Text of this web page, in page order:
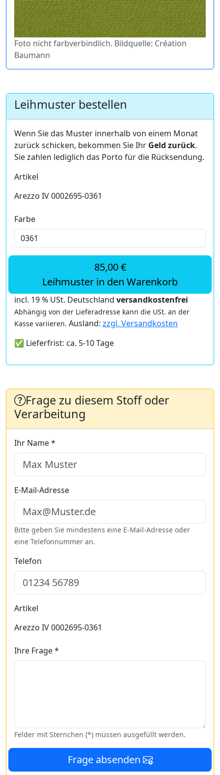
Foto nicht farbverbindlich. Bildquelle: Création
Baumann
Leihmuster bestellen
Wenn Sie das Muster innerhalb von einem Monat
zurück schicken, bekommen Sie Ihr Geld zurück.
Sie zahlen lediglich das Porto für die Rücksendung.
Artikel
Arezzo IV 0002695-0361
Farbe
85,00 €
Leihmuster in den Warenkorb
incl. 19 % USt. Deutschland versandkostenfrei
Abhängig von der Lieferadresse kann die USt. an der
Kasse variieren. Ausland: zzgl. Versandkosten
✅ Lieferfrist: ca. 5-10 Tage
Frage zu diesem Stoff oder
Verarbeitung
Ihr Name *
E-Mail-Adresse
Bitte geben Sie mindestens eine E-Mail-Adresse oder
eine Telefonnummer an.
Telefon
Artikel
Arezzo IV 0002695-0361
Ihre Frage *
Felder mit Sternchen (*) müssen ausgefüllt werden.
Frage absenden